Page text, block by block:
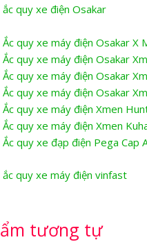
ắc quy xe điện Osakar
Ắc quy xe máy điện Osakar X
Ắc quy xe máy điện Osakar
Ắc quy xe máy điện Osakar
Ắc quy xe máy điện Osakar
Ắc quy xe máy điện Xmen
Ắc quy xe máy điện Xmen
Ắc quy xe đạp điện Pega Cap
ắc quy xe máy điện vinfast
tương tự